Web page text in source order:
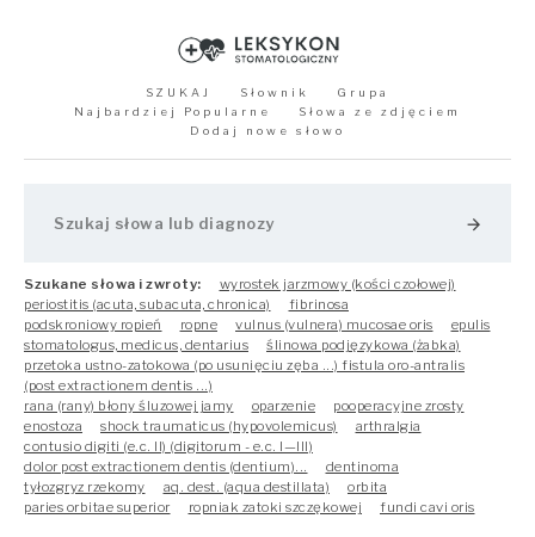
SZUKAJ Słownik
Grupa
Najbardziej Popularne
Słowa ze zdjęciem
Dodaj nowe słowo
arrow_forward
Szukane słowa i zwroty:
wyrostek jarzmowy (kości czołowej)
periostitis (acuta, subacuta, chronica)
fibrinosa
podskroniowy ropień
ropne vulnus (vulnera) mucosae oris
epulis
stomatologus, medicus, dentarius
ślinowa podjęzykowa (żabka)
przetoka ustno-zatokowa (po usunięciu zęba ...) fistula oro-antralis
(post extractionem dentis ...)
rana (rany) błony śluzowej jamy
oparzenie
pooperacyjne zrosty
enostoza
shock traumaticus (hypovolemicus)
arthralgia
contusio digiti (e.c. II) (digitorum - e.c. I—III)
dolor post extractionem dentis (dentium)...
dentinoma
tyłozgryz rzekomy
aq. dest. (aqua destillata)
orbita
paries orbitae superior
ropniak zatoki szczękowej fundi cavi oris